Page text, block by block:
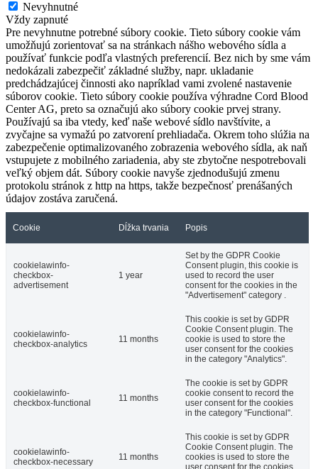
Nevyhnutné
Vždy zapnuté
Pre nevyhnutne potrebné súbory cookie. Tieto súbory cookie vám
umožňujú zorientovať sa na stránkach nášho webového sídla a
používať funkcie podľa vlastných preferencií. Bez nich by sme vám
nedokázali zabezpečiť základné služby, napr. ukladanie
predchádzajúcej činnosti ako napríklad vami zvolené nastavenie
súborov cookie. Tieto súbory cookie používa výhradne Cord Blood
Center AG, preto sa označujú ako súbory cookie prvej strany.
Používajú sa iba vtedy, keď naše webové sídlo navštívite, a
zvyčajne sa vymažú po zatvorení prehliadača. Okrem toho slúžia na
zabezpečenie optimalizovaného zobrazenia webového sídla, ak naň
vstupujete z mobilného zariadenia, aby ste zbytočne nespotrebovali
veľký objem dát. Súbory cookie navyše zjednodušujú zmenu
protokolu stránok z http na https, takže bezpečnosť prenášaných
údajov zostáva zaručená.
Cookie Dĺžka trvania Popis
cookielawinfo-
checkbox-
advertisement
1 year
Set by the GDPR Cookie
Consent plugin, this cookie is
used to record the user
consent for the cookies in the
"Advertisement" category .
cookielawinfo-
checkbox-analytics
11 months
This cookie is set by GDPR
Cookie Consent plugin. The
cookie is used to store the
user consent for the cookies
in the category "Analytics".
cookielawinfo-
checkbox-functional
11 months
The cookie is set by GDPR
cookie consent to record the
user consent for the cookies
in the category "Functional".
cookielawinfo-
checkbox-necessary
11 months
This cookie is set by GDPR
Cookie Consent plugin. The
cookies is used to store the